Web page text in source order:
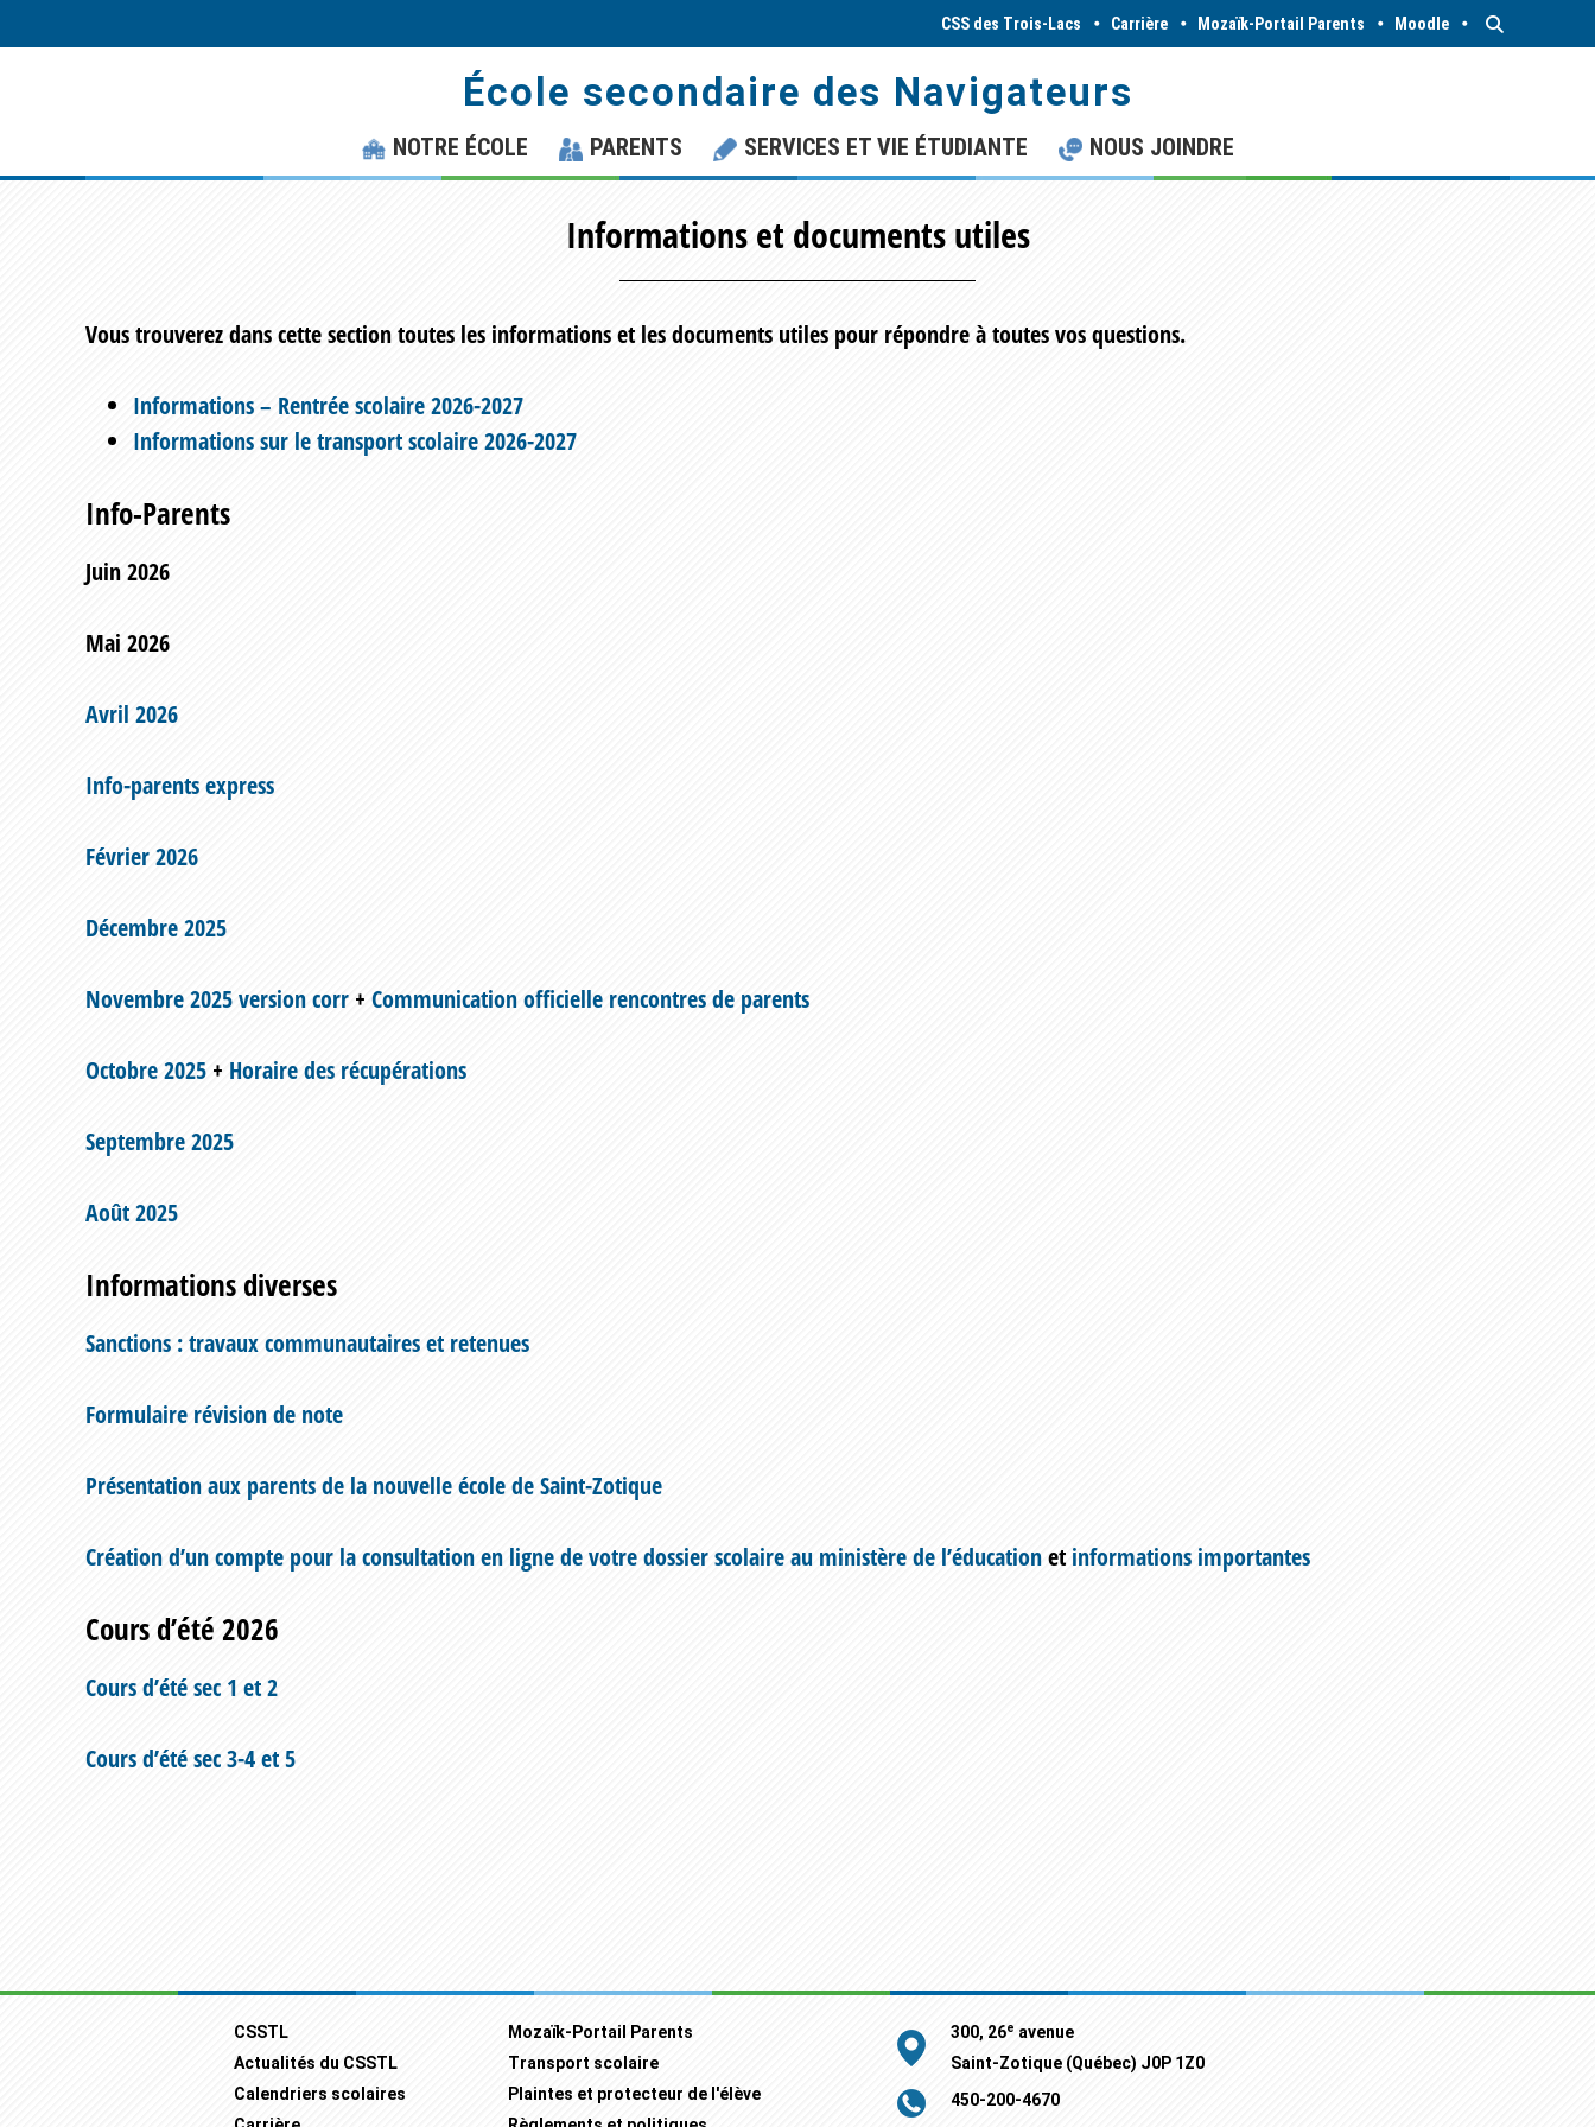
to
to
CSS des Trois-Lacs Carrière Mozaïk-Portail Parents Moodle
École secondaire des Navigateurs
NOTRE ÉCOLE PARENTS SERVICES ET VIE ÉTUDIANTE NOUS JOINDRE
Informations et documents utiles
Vous trouverez dans cette section toutes les informations et les documents utiles pour répondre à toutes vos questions.
Informations – Rentrée scolaire 2026-2027
Informations sur le transport scolaire 2026-2027
Info-Parents
Juin 2026
Mai 2026
Avril 2026
Info-parents express
Février 2026
Décembre 2025
Novembre 2025 version corr + Communication officielle rencontres de parents
Octobre 2025 + Horaire des récupérations
Septembre 2025
Août 2025
Informations diverses
Sanctions : travaux communautaires et retenues
Formulaire révision de note
Présentation aux parents de la nouvelle école de Saint-Zotique
Création d’un compte pour la consultation en ligne de votre dossier scolaire au ministère de l’éducationet informations importantes
Cours d’été 2026
Cours d’été sec 1 et 2
Cours d’été sec 3-4 et 5
Footer
CSSTL
Actualités du CSSTL
Calendriers scolaires
Mozaïk-Portail Parents
Transport scolaire
Plaintes et protecteur de l'élève
300, 26e avenue
Saint-Zotique (Québec) J0P 1Z0
450-200-4670